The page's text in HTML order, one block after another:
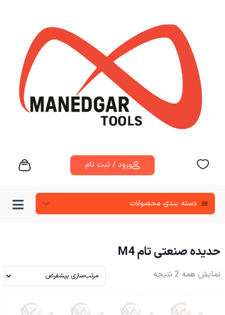
ورود / ثبت نام
دسته‌ بندی محصولات
حدیده صنعتی تام M4
نمایش همه 2 نتیجه